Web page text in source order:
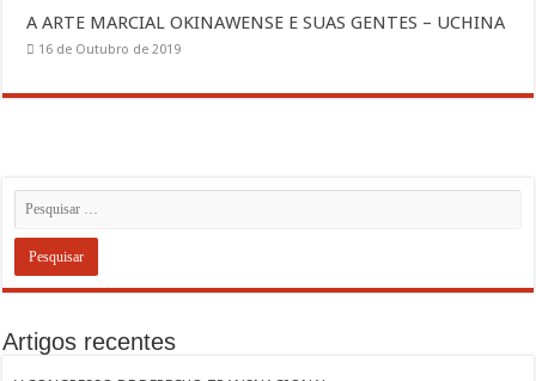
A ARTE MARCIAL OKINAWENSE E SUAS GENTES – UCHINA
16 de Outubro de 2019
Artigos recentes